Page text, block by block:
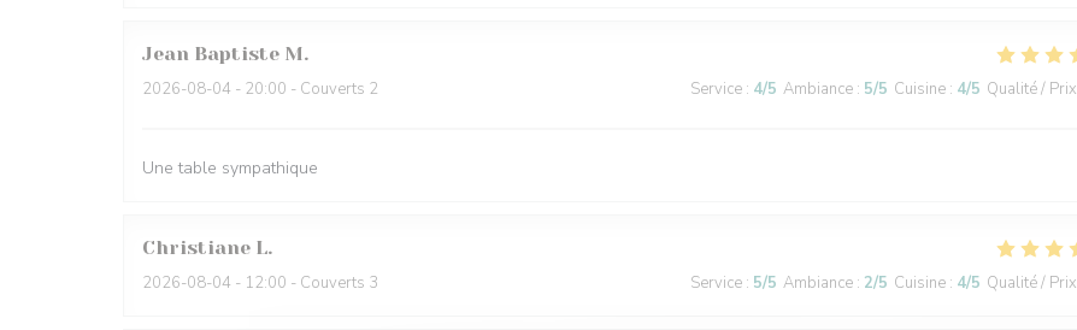
Jean Baptiste M
2026-08-04 - 20:00 - Couverts 2 Service : 4/5 Ambiance : 5/5 Cuisine : 4/5 Qualité / Prix
Une table sympathique
Christiane L
2026-08-04 - 12:00 - Couverts 3 Service : 5/5 Ambiance : 2/5 Cuisine : 4/5 Qualité / Prix